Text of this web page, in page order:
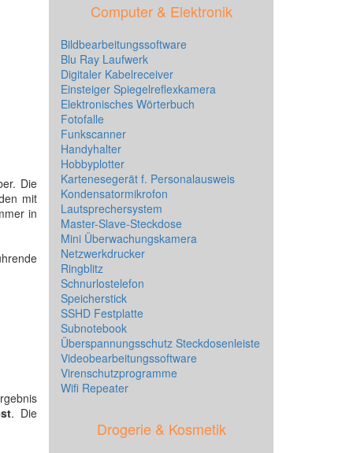
Die
mit
in
. Die
Computer & Elektronik
Bildbearbeitungssoftware
Blu Ray Laufwerk
Digitaler Kabelreceiver
Einsteiger Spiegelreflexkamera
Elektronisches Wörterbuch
Fotofalle
Funkscanner
Handyhalter
Hobbyplotter
Kartenesegerät f. Personalausweis
Kondensatormikrofon
Lautsprechersystem
Master-Slave-Steckdose
Mini Überwachungskamera
Netzwerkdrucker
Ringblitz
Schnurlostelefon
Speicherstick
SSHD Festplatte
Subnotebook
Überspannungsschutz Steckdosenleiste
Videobearbeitungssoftware
Virenschutzprogramme
Wifi Repeater
Drogerie & Kosmetik